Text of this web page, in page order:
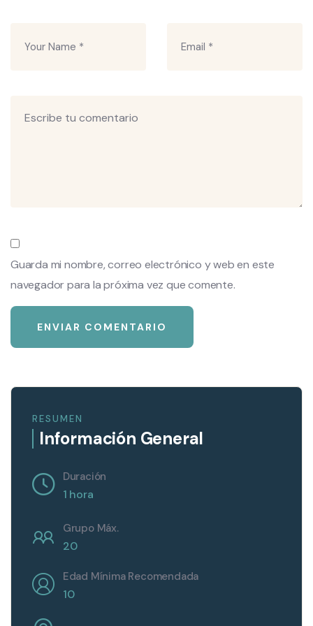
Guarda mi nombre, correo electrónico y web en este
navegador para la próxima vez que comente.
RESUMEN
Información General
Duración
1 hora
Grupo Máx.
20
Edad Mínima Recomendada
10